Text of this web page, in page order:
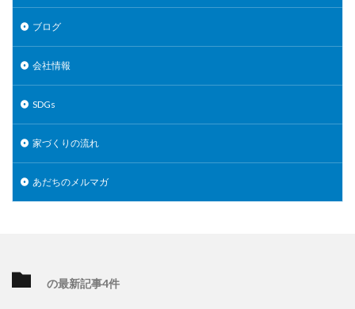
ブログ
会社情報
SDGs
家づくりの流れ
あだちのメルマガ
の最新記事4件